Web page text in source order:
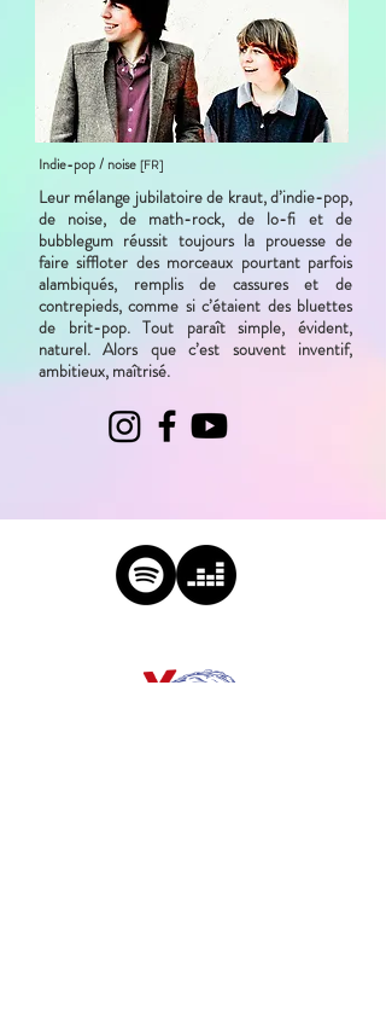
Indie-pop / noise [FR]
Leur mélange jubilatoire de kraut, d’indie-pop,
de noise, de math-rock, de lo-fi et de
bubblegum réussit toujours la prouesse de
faire siffloter des morceaux pourtant parfois
alambiqués, remplis de cassures et de
contrepieds, comme si c’étaient des bluettes
de brit-pop. Tout paraît simple, évident,
naturel. Alors que c’est souvent inventif,
ambitieux, maîtrisé.